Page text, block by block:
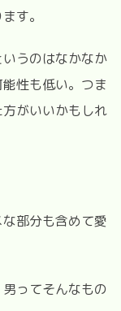
す。
うのはなかなか
性も低い。つま
がいいかもしれ
部分も含めて愛
ってそんなもの